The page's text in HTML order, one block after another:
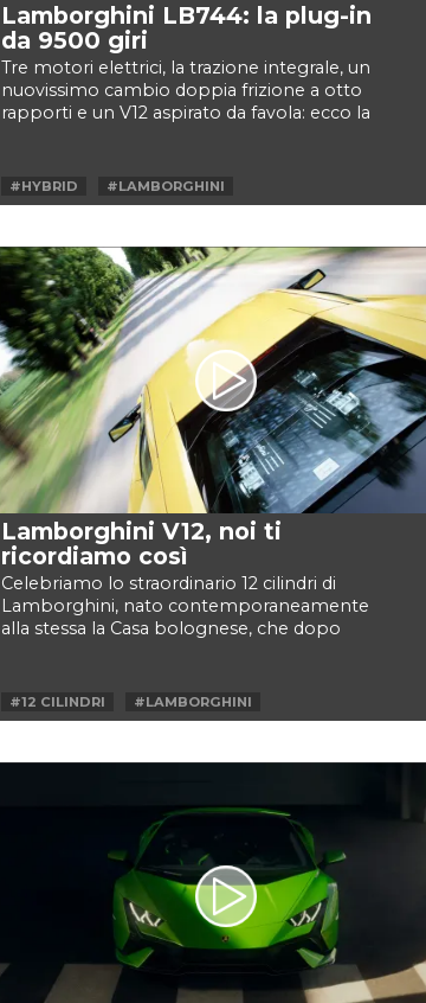
Lamborghini LB744: la plug-in
da 9500 giri
Tre motori elettrici, la trazione integrale, un
nuovissimo cambio doppia frizione a otto
rapporti e un V12 aspirato da favola: ecco la
#HYBRID
#LAMBORGHINI
#V12 PLUG-IN
Lamborghini V12, noi ti
ricordiamo così
Celebriamo lo straordinario 12 cilindri di
Lamborghini, nato contemporaneamente
alla stessa la Casa bolognese, che dopo
#12 CILINDRI
#LAMBORGHINI